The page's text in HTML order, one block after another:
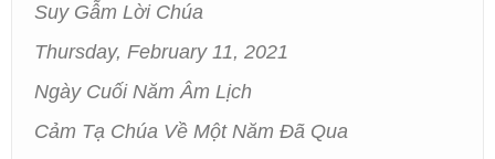
Suy Gẫm Lời Chúa
Thursday, February 11, 2021
Ngày Cuối Năm Âm Lịch
Cảm Tạ Chúa Về Một Năm Đã Qua